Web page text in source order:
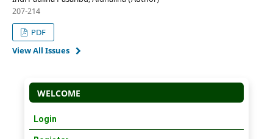
207-214
PDF
View All Issues
WELCOME
Login